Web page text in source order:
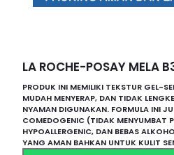
LA ROCHE-POSAY MELA
PRODUK INI MEMILIKI TEKSTUR GEL-
MUDAH MENYERAP, DAN TIDAK
NYAMAN DIGUNAKAN. FORMULA INI
COMEDOGENIC (TIDAK MENYUMBAT
HYPOALLERGENIC, DAN BEBAS
YANG AMAN BAHKAN UNTUK KULIT